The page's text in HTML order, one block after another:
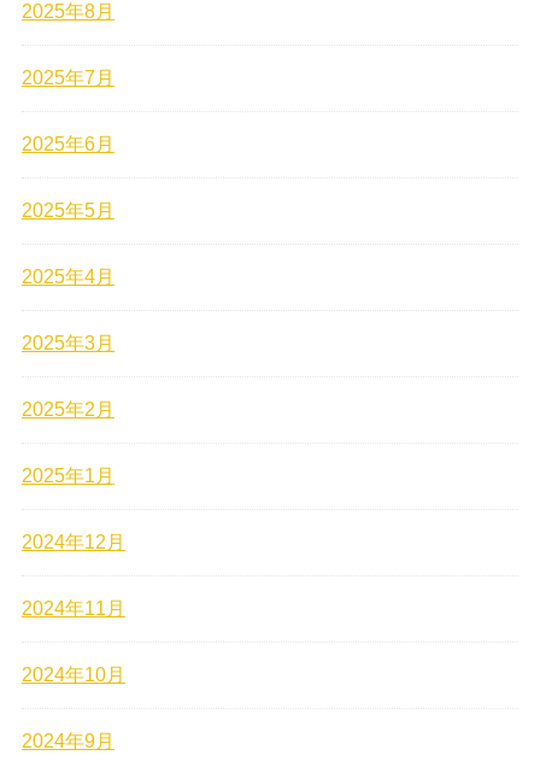
2025年8月
2025年7月
2025年6月
2025年5月
2025年4月
2025年3月
2025年2月
2025年1月
2024年12月
2024年11月
2024年10月
2024年9月